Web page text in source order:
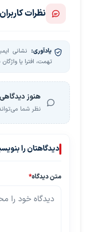
نظرات کاربران
یادآوری: نشانی
تهمت، افترا یا
هنوز
نظر شما
دیدگاهتان را
متن دیدگاه*